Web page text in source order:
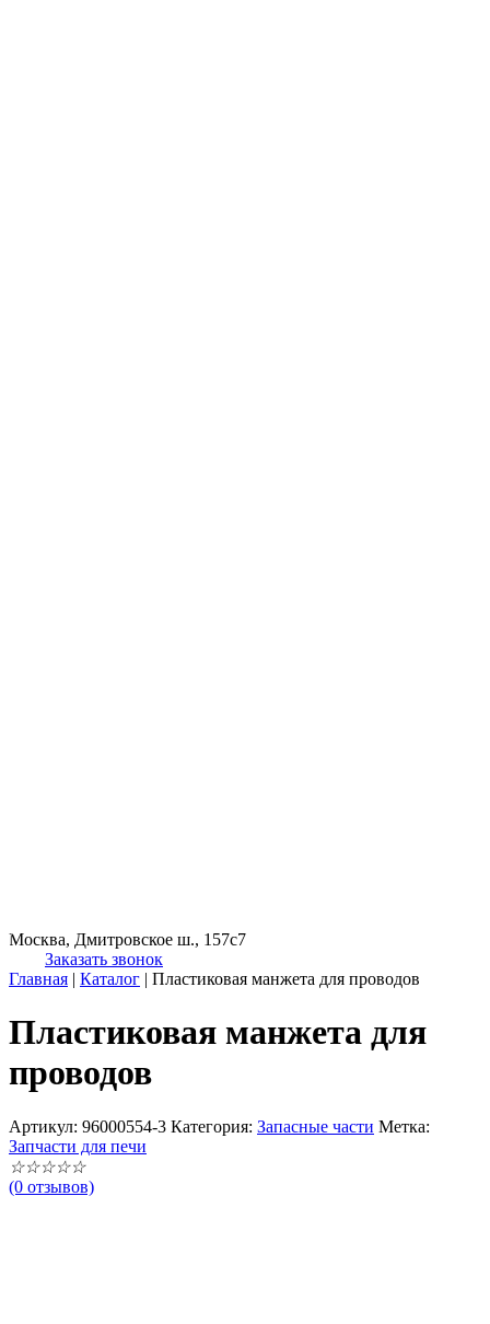
Москва, Дмитровское ш., 157с7
Заказать звонок
Главная | Каталог | Пластиковая манжета для проводов
Пластиковая манжета для
проводов
Артикул: 96000554-3 Категория: Запасные части Метка:
Запчасти для печи
☆☆☆☆☆
(0 отзывов)